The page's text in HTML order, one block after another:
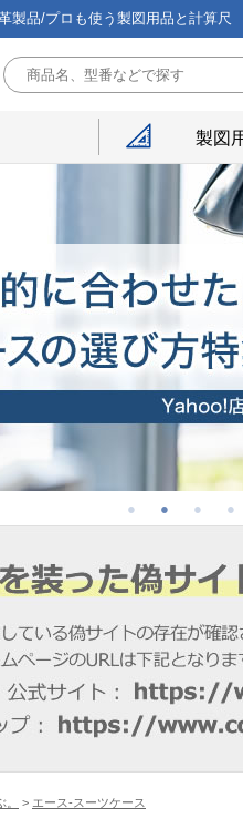
製品/プロも使う製図用品と計算尺
製図
> エース-スーツケース